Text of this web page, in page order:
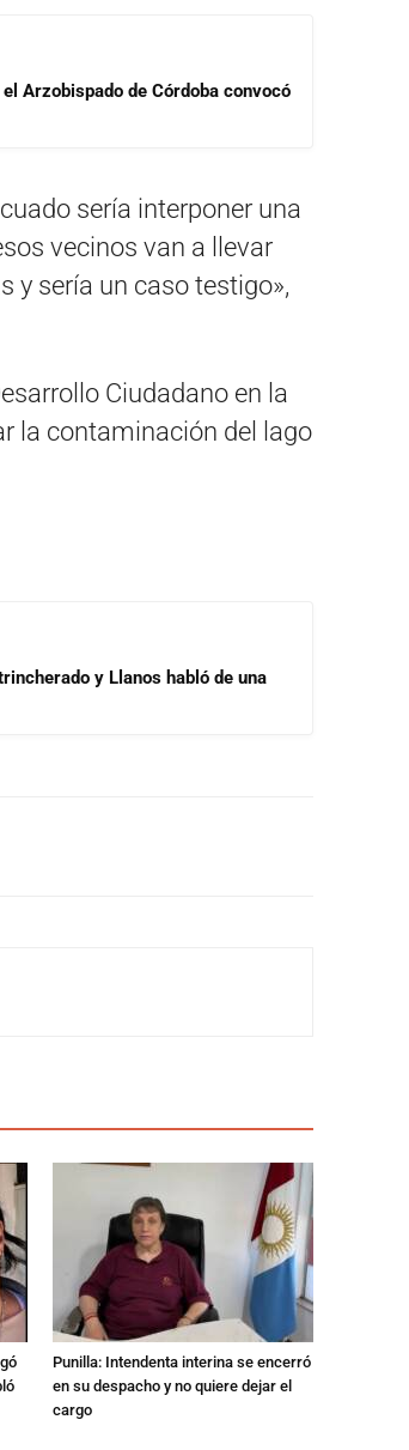
Arzobispado de Córdoba convocó
sería interponer una
vecinos van a llevar
y sería un caso testigo»,
Ciudadano en la
la contaminación del lago
y Llanos habló de una
Punilla: Intendenta interina se encerró
en su despacho y no quiere dejar el
cargo